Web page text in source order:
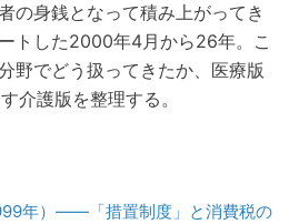
の身銭となって積み上がってき
トした2000年4月から26年。こ
野でどう扱ってきたか、医療版
介護版を整理する。
年）――「措置制度」と消費税の